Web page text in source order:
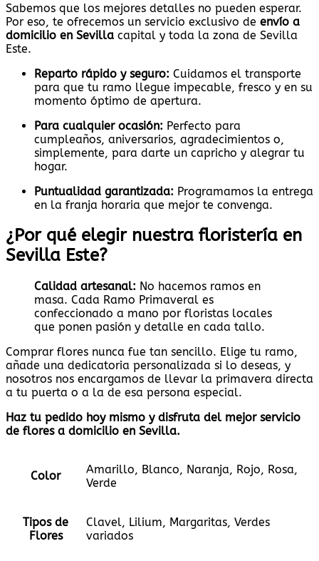
Sabemos que los mejores detalles no pueden esperar.
Por eso, te ofrecemos un servicio exclusivo de envío a
domicilio en Sevilla capital y toda la zona de Sevilla
Este.
Reparto rápido y seguro: Cuidamos el transporte
para que tu ramo llegue impecable, fresco y en su
momento óptimo de apertura.
Para cualquier ocasión: Perfecto para
cumpleaños, aniversarios, agradecimientos o,
simplemente, para darte un capricho y alegrar tu
hogar.
Puntualidad garantizada: Programamos la entrega
en la franja horaria que mejor te convenga.
¿Por qué elegir nuestra floristería en
Sevilla Este?
Calidad artesanal: No hacemos ramos en
masa. Cada Ramo Primaveral es
confeccionado a mano por floristas locales
que ponen pasión y detalle en cada tallo.
Comprar flores nunca fue tan sencillo. Elige tu ramo,
añade una dedicatoria personalizada si lo deseas, y
nosotros nos encargamos de llevar la primavera directa
a tu puerta o a la de esa persona especial.
Haz tu pedido hoy mismo y disfruta del mejor servicio
de flores a domicilio en Sevilla.
Color
Amarillo, Blanco, Naranja, Rojo, Rosa,
Verde
Tipos de
Flores
Clavel, Lilium, Margaritas, Verdes
variados